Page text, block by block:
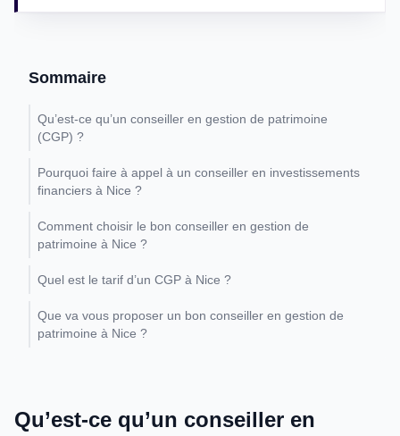
Sommaire
Qu’est-ce qu’un conseiller en gestion de patrimoine
(CGP) ?
Pourquoi faire à appel à un conseiller en investissements
financiers à Nice ?
Comment choisir le bon conseiller en gestion de
patrimoine à Nice ?
Quel est le tarif d’un CGP à Nice ?
Que va vous proposer un bon conseiller en gestion de
patrimoine à Nice ?
Qu’est-ce qu’un conseiller en